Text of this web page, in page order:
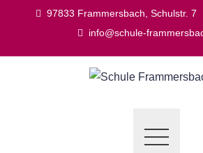
97833 Frammersbach, Schulstr. 7
info@schule-